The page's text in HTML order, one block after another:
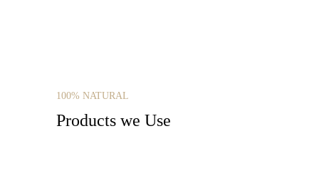
100% NATURAL
Products we Use